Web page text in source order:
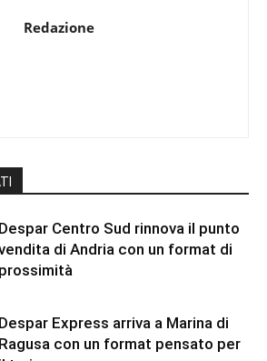
Redazione
Despar Centro Sud rinnova il punto
di Andria con un format di
prossimità
Despar Express arriva a Marina di
Ragusa con un format pensato per